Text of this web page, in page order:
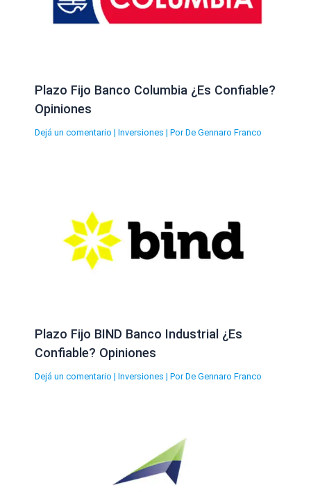
Plazo Fijo Banco Columbia ¿Es Confiable?
Opiniones
Dejá un comentario | Inversiones | Por De Gennaro Franco
Plazo Fijo BIND Banco Industrial ¿Es
Confiable? Opiniones
Dejá un comentario | Inversiones | Por De Gennaro Franco